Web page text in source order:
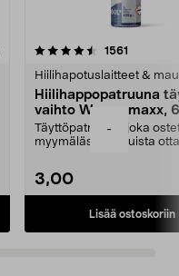
-
1561
Hiilihapotuslaitteet &
Hiilihappopatruuna
vaihto Wassermaxx,
Täyttöpatruuna, joka
myymälästä – muista
3,00
Lisää ostoskoriin
4.5viidestä